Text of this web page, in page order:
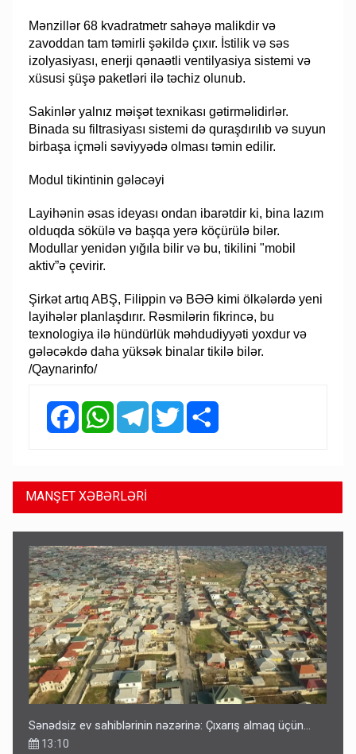
Mənzillər 68 kvadratmetr sahəyə malikdir və
zavoddan tam təmirli şəkildə çıxır. İstilik və səs
izolyasiyası, enerji qənaətli ventilyasiya sistemi və
xüsusi şüşə paketləri ilə təchiz olunub.
Sakinlər yalnız məişət texnikası gətirməlidirlər.
Binada su filtrasiyası sistemi də quraşdırılıb və suyun
birbaşa içməli səviyyədə olması təmin edilir.
Modul tikintinin gələcəyi
Layihənin əsas ideyası ondan ibarətdir ki, bina lazım
olduqda sökülə və başqa yerə köçürülə bilər.
Modullar yenidən yığıla bilir və bu, tikilini "mobil
aktiv”ə çevirir.
Şirkət artıq ABŞ, Filippin və BƏƏ kimi ölkələrdə yeni
layihələr planlaşdırır. Rəsmilərin fikrincə, bu
texnologiya ilə hündürlük məhdudiyyəti yoxdur və
gələcəkdə daha yüksək binalar tikilə bilər.
/Qaynarinfo/
FacebookWhatsAppTelegramTwitter
MANŞET XƏBƏRLƏRİ
Sənədsiz ev sahiblərinin nəzərinə: Çıxarış almaq üçün...
13:10